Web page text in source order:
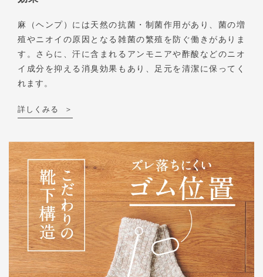
麻（ヘンプ）には天然の抗菌・制菌作用があり、菌の増
殖やニオイの原因となる雑菌の繁殖を防ぐ働きがありま
す。さらに、汗に含まれるアンモニアや酢酸などのニオ
イ成分を抑える消臭効果もあり、足元を清潔に保ってく
れます。
詳しくみる ＞